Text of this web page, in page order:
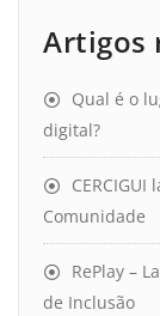
Artigos
Qual é o
digital?
Comunidade
RePlay –
de Inclusão